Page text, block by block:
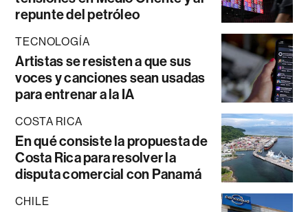
repunte del petróleo
TECNOLOGÍA
Artistas se resisten a que sus
voces y canciones sean usadas
para entrenar a la IA
COSTA RICA
En qué consiste la propuesta de
Costa Rica para resolver la
disputa comercial con Panamá
CHILE